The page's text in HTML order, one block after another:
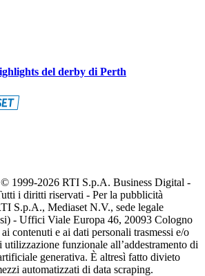
del derby di Perth
1999-2026 RTI S.p.A. Business Digital -
i diritti riservati - Per la pubblicità
S.p.A., Mediaset N.V., sede legale
- Uffici Viale Europa 46, 20093 Cologno
contenuti e ai dati personali trasmessi e/o
funzionale all’addestramento di
generativa. È altresì fatto divieto
automatizzati di data scraping.